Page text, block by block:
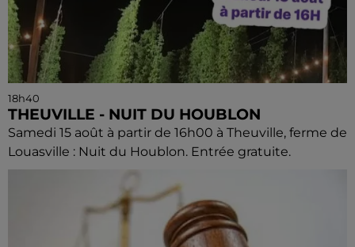
18h40
THEUVILLE - NUIT DU HOUBLON
Samedi 15 août à partir de 16h00 à Theuville, ferme de
Louasville : Nuit du Houblon. Entrée gratuite.